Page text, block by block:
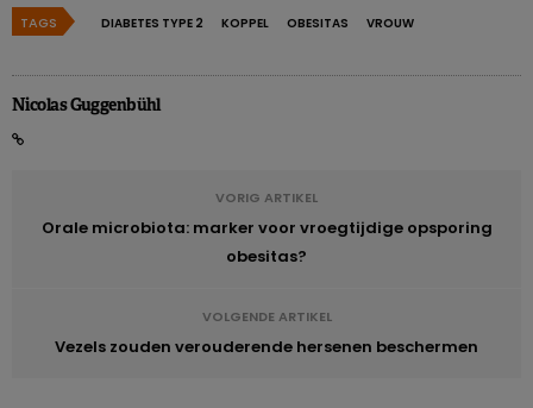
TAGS DIABETES TYPE 2 KOPPEL OBESITAS VROUW
Nicolas Guggenbühl
VORIG ARTIKEL
Orale microbiota: marker voor vroegtijdige opsporing
obesitas?
VOLGENDE ARTIKEL
Vezels zouden verouderende hersenen beschermen